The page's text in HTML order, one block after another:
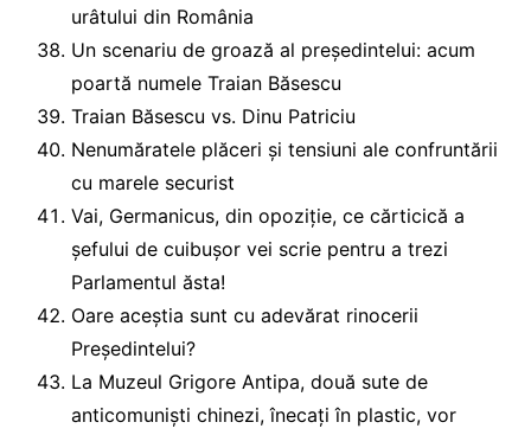
urâtului din România
Un scenariu de groază al președintelui: acum
poartă numele Traian Băsescu
Traian Băsescu vs. Dinu Patriciu
Nenumăratele plăceri și tensiuni ale confruntării
cu marele securist
Vai, Germanicus, din opoziție, ce cărticică a
șefului de cuibușor vei scrie pentru a trezi
Parlamentul ăsta!
Oare aceștia sunt cu adevărat rinocerii
Președintelui?
La Muzeul Grigore Antipa, două sute de
anticomuniști chinezi, înecați în plastic, vor